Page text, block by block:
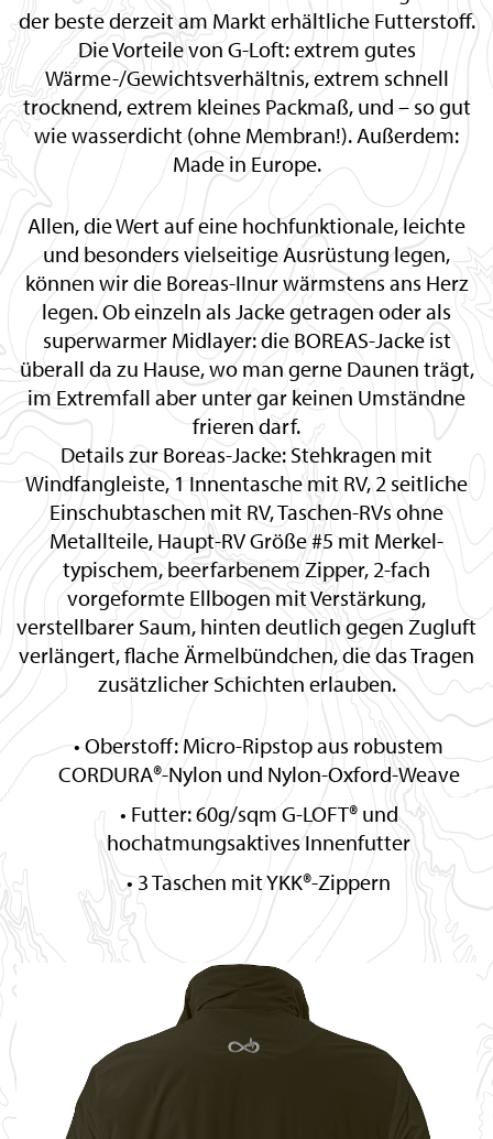
der beste derzeit am Markt erhältliche Futterstoff.
Die Vorteile von G-Loft: extrem gutes
Wärme-/Gewichtsverhältnis, extrem schnell
trocknend, extrem kleines Packmaß, und – so gut
wie wasserdicht (ohne Membran!). Außerdem:
Made in Europe.
Allen, die Wert auf eine hochfunktionale, leichte
und besonders vielseitige Ausrüstung legen,
können wir die Boreas-IInur wärmstens ans Herz
legen. Ob einzeln als Jacke getragen oder als
superwarmer Midlayer: die BOREAS-Jacke ist
überall da zu Hause, wo man gerne Daunen trägt,
im Extremfall aber unter gar keinen Umständne
frieren darf.
Details zur Boreas-Jacke: Stehkragen mit
Windfangleiste, 1 Innentasche mit RV, 2 seitliche
Einschubtaschen mit RV, Taschen-RVs ohne
Metallteile, Haupt-RV Größe #5 mit Merkel-
typischem, beerfarbenem Zipper, 2-fach
vorgeformte Ellbogen mit Verstärkung,
verstellbarer Saum, hinten deutlich gegen Zugluft
verlängert, flache Ärmelbündchen, die das Tragen
zusätzlicher Schichten erlauben.
Oberstoff: Micro-Ripstop aus robustem
CORDURA®-Nylon und Nylon-Oxford-Weave
Futter: 60g/sqm G-LOFT® und
hochatmungsaktives Innenfutter
3 Taschen mit YKK®-Zippern